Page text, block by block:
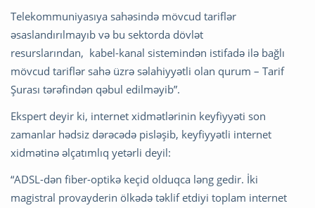
Telekommuniyasıya sahəsində mövcud tariflər
əsaslandırılmayıb və bu sektorda dövlət
resurslarından, kabel-kanal sistemindən istifadə ilə bağlı
mövcud tariflər sahə üzrə səlahiyyətli olan qurum – Tarif
Şurası tərəfindən qəbul edilməyib”.
Ekspert deyir ki, internet xidmətlərinin keyfiyyəti son
zamanlar hədsiz dərəcədə pisləşib, keyfiyyətli internet
xidmətinə əlçatımlıq yetərli deyil:
“ADSL-dən fiber-optikə keçid olduqca ləng gedir. İki
magistral provayderin ölkədə təklif etdiyi toplam internet